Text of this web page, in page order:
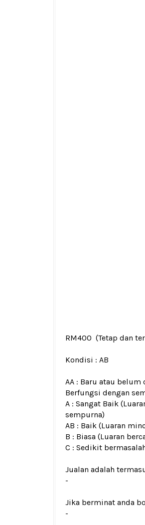
RM400 (Tetap dan
Kondisi : AB
AA : Baru atau belum
Berfungsi dengan
A : Sangat Baik
sempurna)
AB : Baik (Luaran
B : Biasa (Luaran
C : Sedikit
Jualan adalah
-
Jika berminat anda
-